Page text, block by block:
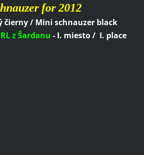
for 2012
čierny / Mini schnauzer black
z Šardanu - I. miesto / I. place